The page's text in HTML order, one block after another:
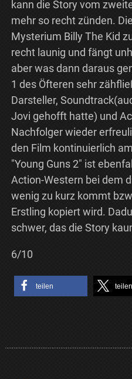
kann die Story vom
mehr so recht zünden.
Mysterium Billy The Kid
recht launig und fängt
aber was dann daraus
1 des Öfteren sehr
Darsteller,
Jovi gehofft hatte) und
Nachfolger wieder
den Film kontinuierlich
"Young Guns 2" ist
Action-Western bei dem
wenig zu kurz kommt
Erstling kopiert wird.
schwer, das die Story
6/10
teilen teilen